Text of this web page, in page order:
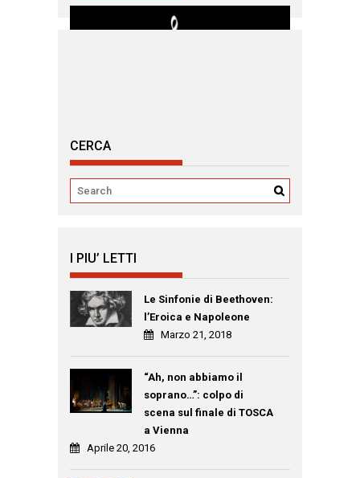
CERCA
I PIU’ LETTI
Le Sinfonie di Beethoven:
l’Eroica e Napoleone
Marzo 21, 2018
“Ah, non abbiamo il
soprano…”: colpo di
scena sul finale di TOSCA
a Vienna
Aprile 20, 2016